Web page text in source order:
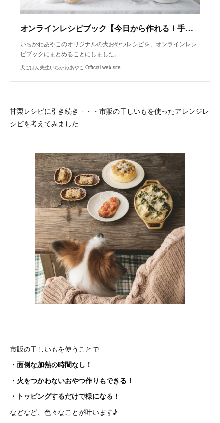
オンラインレシピブック【今日から作れる！手作り犬おやつレシピ】
いちかわあやこのオリジナルの犬おやつレシピを、オンラインレシ
ピブックにまとめることにしました。
犬ごはん先生いちかわあやこ Official web site
甘栗レシピに引き続き・・・市販の干しいもを使ったアレンジレ
シピを考えてみました！
市販の干しいもを使うことで
・面倒な加熱の時間なし！
・火をつかわないおやつ作りもできる！
・トッピングするだけで様になる！
などなど、色々なことが叶います♪